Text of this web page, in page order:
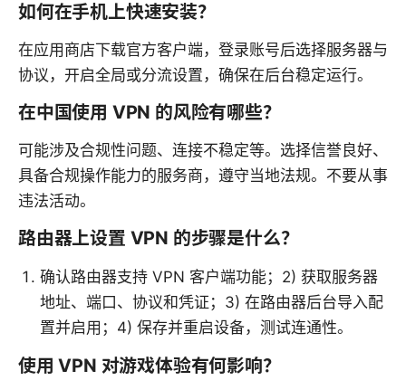
如何在手机上快速安装？
在应用商店下载官方客户端，登录账号后选择服务器与
协议，开启全局或分流设置，确保在后台稳定运行。
在中国使用 VPN 的风险有哪些？
可能涉及合规性问题、连接不稳定等。选择信誉良好、
具备合规操作能力的服务商，遵守当地法规。不要从事
违法活动。
路由器上设置 VPN 的步骤是什么？
确认路由器支持 VPN 客户端功能；2) 获取服务器
地址、端口、协议和凭证；3) 在路由器后台导入配
置并启用；4) 保存并重启设备，测试连通性。
使用 VPN 对游戏体验有何影响？